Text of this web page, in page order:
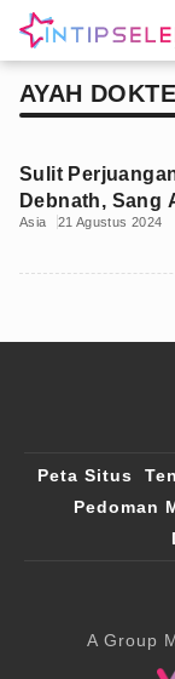
AYAH
Sulit
Debnath, Sang
Asia 21 Agustus 2024
Peta Situs
Pedoman
A Group